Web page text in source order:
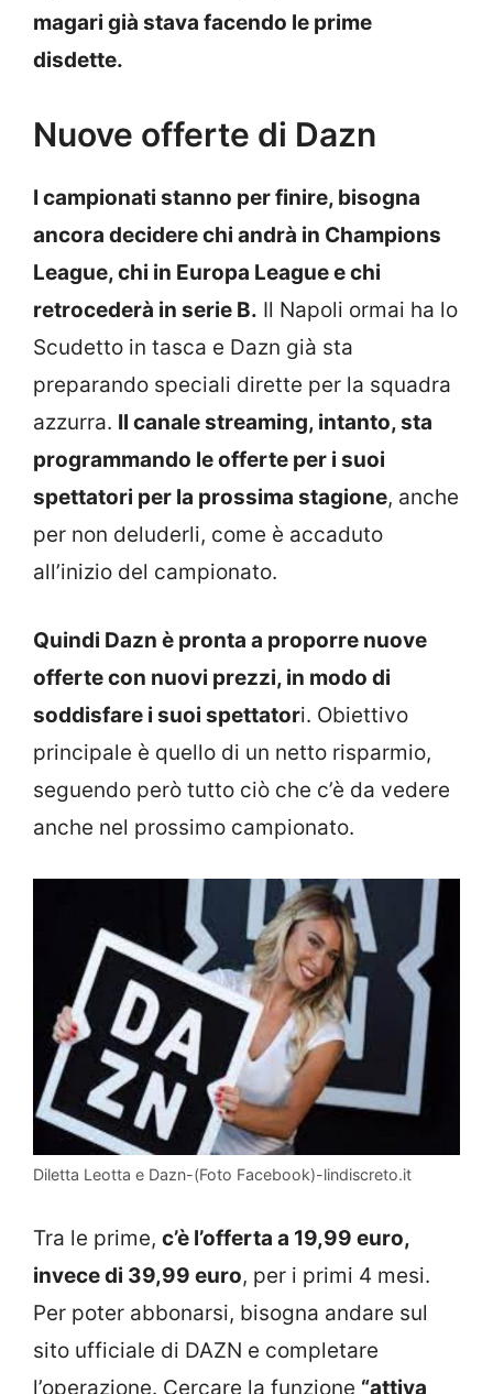
magari già stava facendo le prime
disdette.
Nuove offerte di Dazn
I campionati stanno per finire, bisogna
ancora decidere chi andrà in Champions
League, chi in Europa League e chi
retrocederà in serie B. Il Napoli ormai ha lo
Scudetto in tasca e Dazn già sta
preparando speciali dirette per la squadra
azzurra. Il canale streaming, intanto, sta
programmando le offerte per i suoi
spettatori per la prossima stagione, anche
per non deluderli, come è accaduto
all’inizio del campionato.
Quindi Dazn è pronta a proporre nuove
offerte con nuovi prezzi, in modo di
soddisfare i suoi spettatori. Obiettivo
principale è quello di un netto risparmio,
seguendo però tutto ciò che c’è da vedere
anche nel prossimo campionato.
Diletta Leotta e Dazn-(Foto Facebook)-lindiscreto.it
Tra le prime, c’è l’offerta a 19,99 euro,
invece di 39,99 euro, per i primi 4 mesi.
Per poter abbonarsi, bisogna andare sul
sito ufficiale di DAZN e completare
l’operazione. Cercare la funzione “attiva